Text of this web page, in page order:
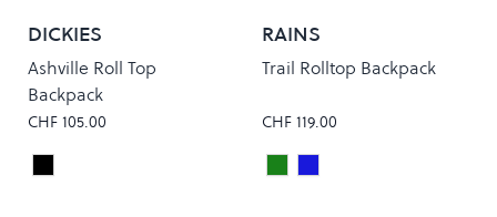
DICKIES
Ashville Roll Top
Backpack
CHF 105.00
Colour
Black
RAINS
Trail Rolltop Backpack
CHF 119.00
Colour
GreenLagoon